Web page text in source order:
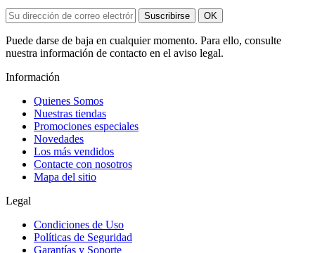
Suscribirse OK
Puede darse de baja en cualquier momento. Para ello, consulte
nuestra información de contacto en el aviso legal.
Información
Quienes Somos
Nuestras tiendas
Promociones especiales
Novedades
Los más vendidos
Contacte con nosotros
Mapa del sitio
Legal
Condiciones de Uso
Políticas de Seguridad
Garantías y Soporte